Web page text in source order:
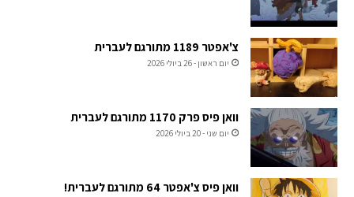
צ'אפטר 1189 מתורגם לעברית
יום ראשון - 26 ביולי 2026
וואן פיס פרק 1170 מתורגם לעברית
יום שני - 20 ביולי 2026
וואן פיס צ'אפטר 64 מתורגם לעברית!